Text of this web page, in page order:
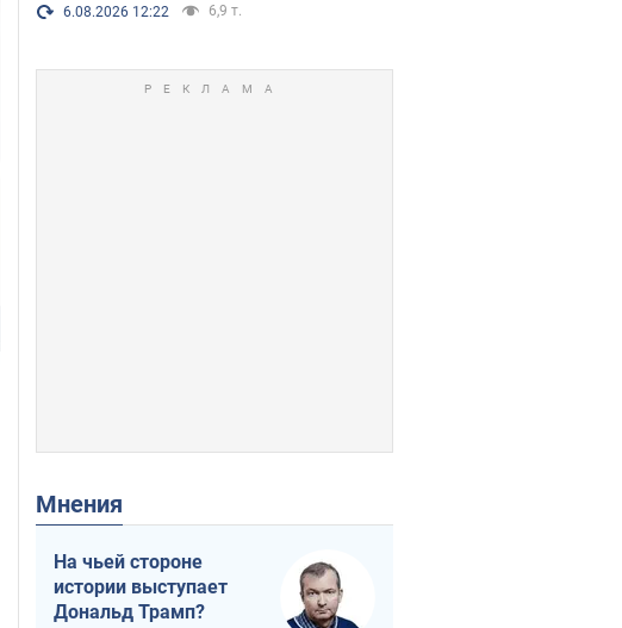
6.08.2026 12:22 6,9 т.
Мнения
На чьей стороне
истории выступает
Дональд Трамп?